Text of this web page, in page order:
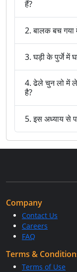
हैं?
2. बालक बच
3. घड़ी के पुर्जे में
4. ढेले चुन लो में
है?
5. इस अध्याय से
Company
Contact Us
Careers
FAQ
Terms &
Terms of Use